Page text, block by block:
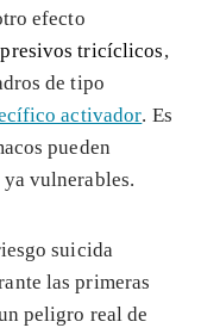
efecto
tricíclicos,
de tipo
activador. Es
pueden
vulnerables.
suicida
las primeras
peligro real de